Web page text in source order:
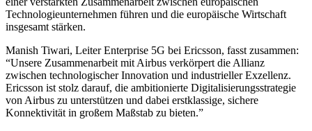
Technologieunternehmen führen und die europäische Wirtschaft
insgesamt stärken.
Manish Tiwari, Leiter Enterprise 5G bei Ericsson, fasst zusammen:
“Unsere Zusammenarbeit mit Airbus verkörpert die Allianz
zwischen technologischer Innovation und industrieller Exzellenz.
Ericsson ist stolz darauf, die ambitionierte Digitalisierungsstrategie
von Airbus zu unterstützen und dabei erstklassige, sichere
Konnektivität in großem Maßstab zu bieten.”